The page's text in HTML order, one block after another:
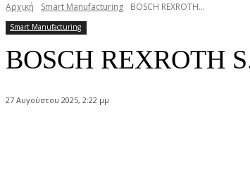
Αρχική Smart Manufacturing BOSCH REXROTH...
Smart Manufacturing
BOSCH REXROTH
27 Αυγούστου 2025, 2:22 μμ